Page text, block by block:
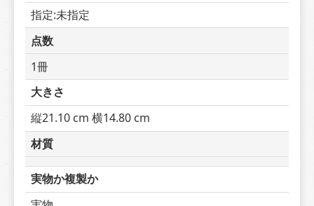
指定:未指定
点数
1冊
大きさ
縦21.10 cm 横14.80 cm
材質
実物か複製か